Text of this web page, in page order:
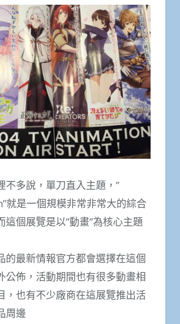
不多說，單刀直入主題，”
就是一個規模非常非常大的綜合
這個展覽是以”動畫”為核心主題
的最新情報官方都會選擇在這個
公佈，活動期間也有很多動畫相
，也有不少廠商在這展覽推出活
周邊